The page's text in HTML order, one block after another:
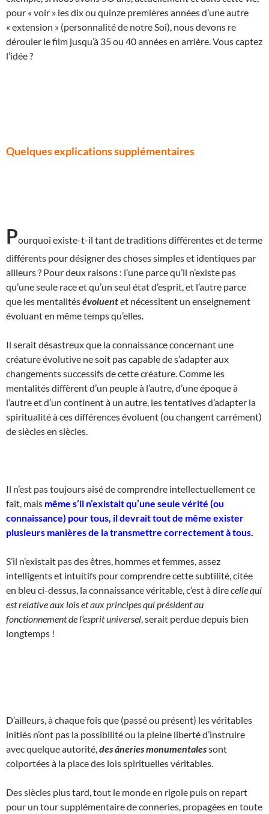
pour « voir » les dix ou quinze premières années d’une autre
« extension » (personnalité de notre Soi), nous devons re
dérouler le film jusqu’à 35 ou 40 années en arrière. Vous captez
l’idée ?
Quelques explications supplémentaires
Pourquoi existe-t-il tant de traditions différentes et de terme
différents pour désigner des choses simples et identiques par
ailleurs ? Pour deux raisons : l’une parce qu’il n’existe pas
qu’une seule race et qu’un seul état d’esprit, et l’autre parce
que les mentalitésévoluentet nécessitent un enseignement
évoluant en même temps qu’elles.
Il serait désastreux que la connaissance concernant une
créature évolutive ne soit pas capable de s’adapter aux
changements successifs de cette créature. Comme les
mentalités diffèrent d’un peuple à l’autre, d’une époque à
l’autre et d’un continent à un autre, les tentatives d’adapter la
spiritualité à ces différences évoluent (ou changent carrément)
de siècles en siècles.
Il n’est pas toujours aisé de comprendre intellectuellement ce
fait, mais même s’il n’existait qu’une seule vérité (ou
connaissance) pour tous, il devrait tout de même exister
plusieurs manières de la transmettre correctement à tous.
S’il n’existait pas des êtres, hommes et femmes, assez
intelligents et intuitifs pour comprendre cette subtilité, citée
en bleu ci-dessus, la connaissance véritable, c’est à direcelle qui
est relative aux lois et aux principes qui président au
fonctionnement de l’esprit universel , serait perdue depuis bien
longtemps !
D’ailleurs, à chaque fois que (passé ou présent) les véritables
initiés n’ont pas la possibilité ou la pleine liberté d’instruire
avec quelque autorité, des âneries monumentalessont
colportées à la place des lois spirituelles véritables.
Des siècles plus tard, tout le monde en rigole puis on repart
pour un tour supplémentaire de conneries, propagées en toute